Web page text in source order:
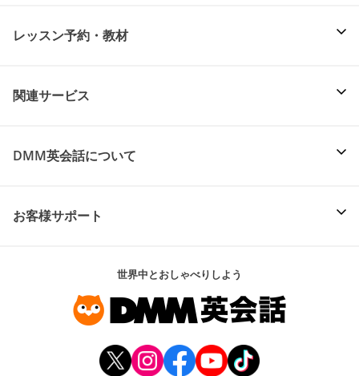
レッスン予約・教材
関連サービス
DMM英会話について
お客様サポート
世界中とおしゃべりしよう